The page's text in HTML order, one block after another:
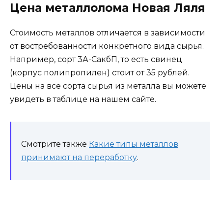
Цена металлолома Новая Ляля
Стоимость металлов отличается в зависимости
от востребованности конкретного вида сырья.
Например, сорт 3А-СакбП, то есть свинец
(корпус полипропилен) стоит от 35 рублей.
Цены на все сорта сырья из металла вы можете
увидеть в таблице на нашем сайте.
Смотрите также Какие типы металлов
принимают на переработку.